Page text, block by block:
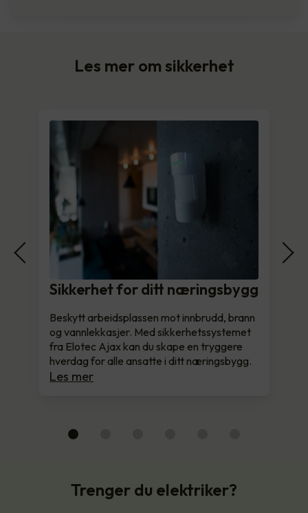
Les mer om sikkerhet
Sikkerhet for ditt næringsbygg
Beskytt arbeidsplassen mot innbrudd, brann
og vannlekkasjer. Med sikkerhetssystemet
fra Elotec Ajax kan du skape en tryggere
hverdag for alle ansatte i ditt næringsbygg.
Les mer
Trenger du elektriker?